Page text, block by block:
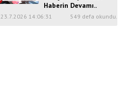
Haberin Devamı..
23.7.2026 14:06:31 549 defa okundu.